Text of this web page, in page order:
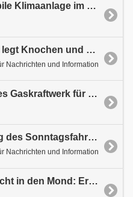
Testsieger: Die beste mobile Klimaanlage im Test
Niedrigwasser der Donau legt Knochen und Wracks frei
Nachrichten und Information
Amazon plant gigantisches Gaskraftwerk für neues KI-Rechenzentrum
BUND kritisiert Lockerung des Sonntagsfahrverbots für Lkw
Nachrichten und Information
SpaceX-Raketenstufe kracht in den Mond: Erste Aufnahmen des Einschlagskraters